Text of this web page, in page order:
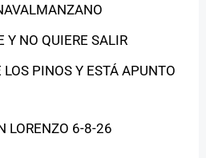
Y NO QUIERE SALIR
LOS PINOS Y ESTÁ APUNTO
LORENZO 6-8-26